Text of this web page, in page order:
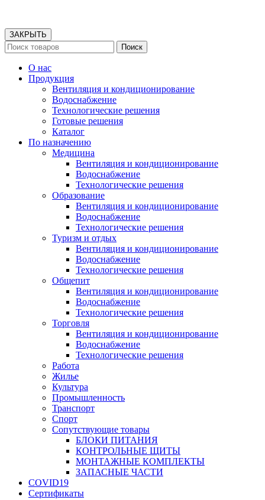
ЗАКРЫТЬ
Поиск
О нас
Продукция
Вентиляция и кондиционирование
Водоснабжение
Технологические решения
Готовые решения
Каталог
По назначению
Медицина
Вентиляция и кондиционирование
Водоснабжение
Технологические решения
Образование
Вентиляция и кондиционирование
Водоснабжение
Технологические решения
Туризм и отдых
Вентиляция и кондиционирование
Водоснабжение
Технологические решения
Общепит
Вентиляция и кондиционирование
Водоснабжение
Технологические решения
Торговля
Вентиляция и кондиционирование
Водоснабжение
Технологические решения
Работа
Жилье
Культура
Промышленность
Транспорт
Спорт
Сопутствующие товары
БЛОКИ ПИТАНИЯ
КОНТРОЛЬНЫЕ ЩИТЫ
МОНТАЖНЫЕ КОМПЛЕКТЫ
ЗАПАСНЫЕ ЧАСТИ
COVID19
Сертификаты